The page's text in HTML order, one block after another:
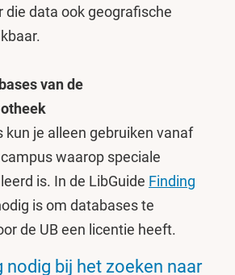
die data ook geografische
van de
kun je alleen gebruiken vanaf
waarop speciale
is. In de LibGuide Finding
is om databases te
de UB een licentie heeft.
nodig bij het zoeken naar